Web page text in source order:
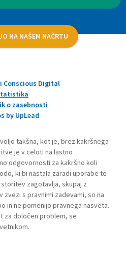
NA NAŠEM NAČRTU
Conscious Digital
o zasebnosti
by UpLead
takšna, kot je, brez kakršnega
je v celoti na lastno
odgovornosti za kakršno koli
ki bi nastala zaradi uporabe te
zagotavlja, skupaj z
s pravnimi zadevami, so na
in ne pomenijo pravnega nasveta.
za določen problem, se